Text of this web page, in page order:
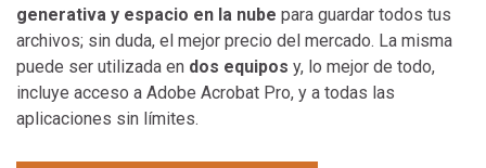
generativa y espacio en la nube para guardar todos tus
archivos; sin duda, el mejor precio del mercado. La misma
puede ser utilizada en dos equipos y, lo mejor de todo,
incluye acceso a Adobe Acrobat Pro, y a todas las
aplicaciones sin límites.